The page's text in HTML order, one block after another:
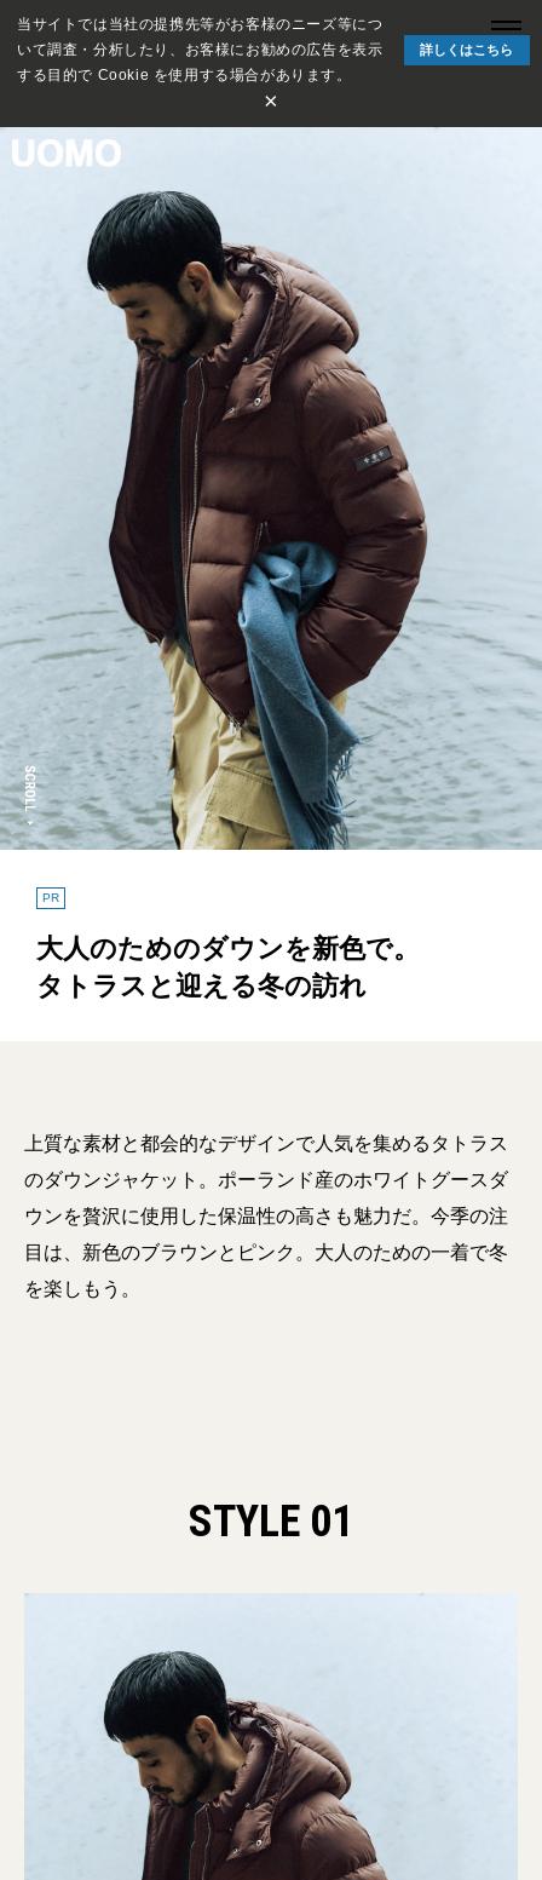
当サイトでは当社の提携先等がお客様のニーズ等につ
いて調査・分析したり、お客様にお勧めの広告を表示
する目的で Cookie を使用する場合があります。
詳しくはこちら
×
PR
大人のためのダウンを新色で。
タトラスと迎える冬の訪れ
上質な素材と都会的なデザインで人気を集めるタトラス
のダウンジャケット。ポーランド産のホワイトグースダ
ウンを贅沢に使用した保温性の高さも魅力だ。今季の注
目は、新色のブラウンとピンク。大人のための一着で冬
を楽しもう。
STYLE 01